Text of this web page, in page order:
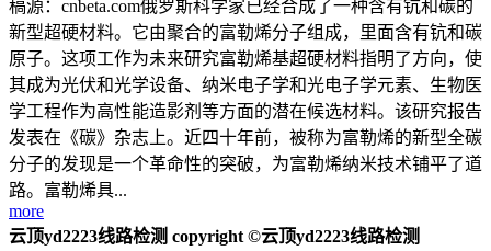
稿源：cnbeta.com俄罗斯科学家已经合成了一种含有钪和碳的
新型超硬材料。它由聚合的富勒烯分子组成，里面含有钪和碳
原子。这项工作为未来研究富勒烯基超硬材料指明了方向，使
其成为光伏和光学设备、纳米电子学和光电子学元素、生物医
学工程作为高性能造影剂等方面的潜在候选材料。该研究报告
发表在《碳》杂志上。近四十年前，被称为富勒烯的新型全碳
分子的发现是一个革命性的突破，为富勒烯纳米技术铺平了道
路。富勒烯具...
more
云顶yd2223线路检测 copyright ©云顶yd2223线路检测